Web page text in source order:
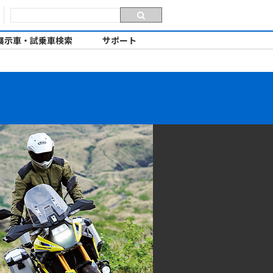
示車・試乗車検索 サポート